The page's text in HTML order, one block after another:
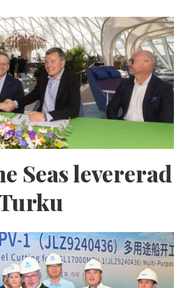
Seas levererad